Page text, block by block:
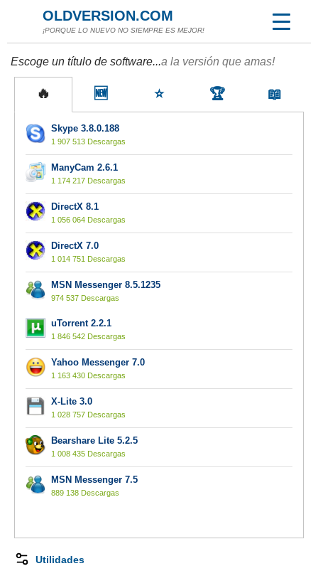
OLDVERSION.COM
¡PORQUE LO NUEVO NO SIEMPRE ES MEJOR!
Escoge un título de software...a la versión que amas!
🔥 🆕 ⭐ 🏆 📖
Skype 3.8.0.188
1 907 513 Descargas
ManyCam 2.6.1
1 174 217 Descargas
DirectX 8.1
1 056 064 Descargas
DirectX 7.0
1 014 751 Descargas
MSN Messenger 8.5.1235
974 537 Descargas
uTorrent 2.2.1
1 846 542 Descargas
Yahoo Messenger 7.0
1 163 430 Descargas
X-Lite 3.0
1 028 757 Descargas
Bearshare Lite 5.2.5
1 008 435 Descargas
MSN Messenger 7.5
889 138 Descargas
Utilidades